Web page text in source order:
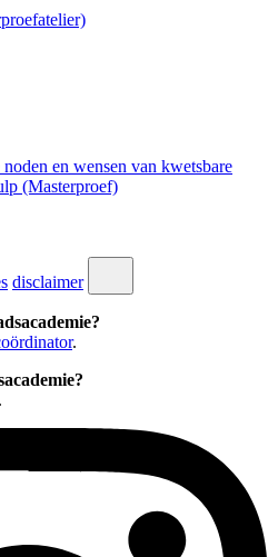
en wensen van kwetsbare
(Masterproef)
disclaimer
.
.